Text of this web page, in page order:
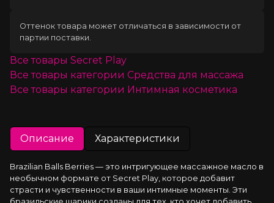
Оттенок товара может отличаться в зависимости от
партии поставки.
Все товары Secret Play
Все товары категории Средства для массажа
Все товары категории Интимная косметика
Описание Характеристики
Brazilian Balls Berries — это интригующее массажное масло в
необычном формате от Secret Play, которое добавит
страсти и чувственности в ваши интимные моменты. Эти